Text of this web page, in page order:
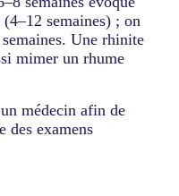
semaines) ; on
Une rhinite
mimer un rhume
médecin afin de
des examens